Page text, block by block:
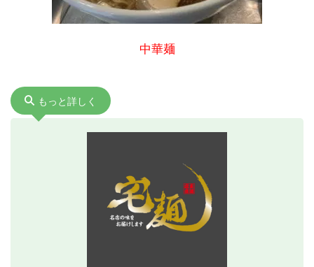
中華麺
もっと詳しく